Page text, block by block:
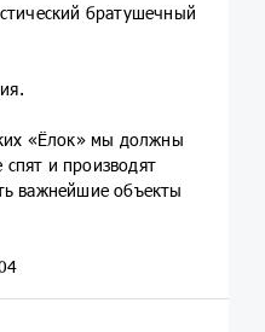
братушечный
«Ёлок» мы должны
спят и производят
важнейшие объекты